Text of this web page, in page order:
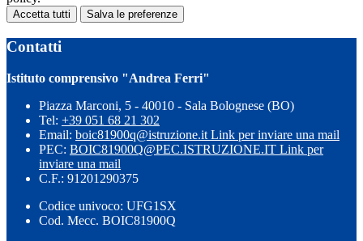
Accetta tutti Salva le preferenze
Contatti
Istituto comprensivo "Andrea Ferri"
Piazza Marconi, 5 - 40010 - Sala Bolognese (BO)
Tel: +39 051 68 21 302
Email: boic81900q@istruzione.it Link per inviare una mail
PEC: BOIC81900Q@PEC.ISTRUZIONE.IT Link per
inviare una mail
C.F.: 91201290375
Codice univoco: UFG1SX
Cod. Mecc. BOIC81900Q